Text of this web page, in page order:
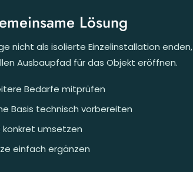
Lösung
nicht als isolierte Einzelinstallation enden,
Ausbaupfad für das Objekt eröffnen.
Bedarfe mitprüfen
Basis technisch vorbereiten
konkret umsetzen
einfach ergänzen